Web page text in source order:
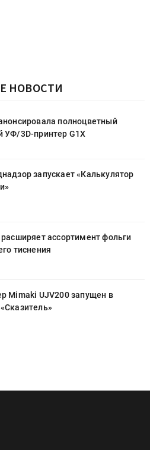
НОВОСТИ
полноцветный
УФ/3D-принтер G1X
запускает «Калькулятор
ассортимент фольги
тиснения
Mimaki UJV200 запущен в